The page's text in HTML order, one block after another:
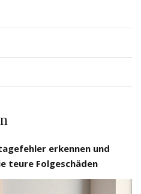
erkennen und
teure Folgeschäden